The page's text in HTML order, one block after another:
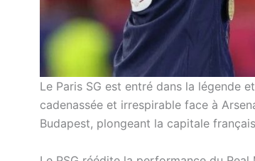
Le Paris SG est entré dans la légende
cadenassée et irrespirable face à
Budapest, plongeant la capitale